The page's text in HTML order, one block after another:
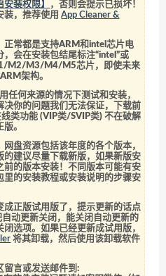
安装权限】
，否则会提示已损坏！
装，推荐使用App Cleaner &
正常都是支持ARM和intel芯片电
会在安装包结尾标注“intel”或
M2/M3/M4/M5芯片，即使未来
架构。
任何来源的情况下测试和安装，
你的问题我们无法保证，下载前
类功能 (VIP类/SVIP类) 不在破解
。
盘资源包括该年度的各个版本，
的建议尽量下载新版，如果新版安
前的版本安装！不同版本可能有安
里的安装教程或安装说明的步骤安
正版试用版了，提示更新的话点
动更新关闭，能关闭自动更新的
选项。如果已经更新成试用版，
将其卸载，然后使用该卸载软件
留言或发送邮件到: